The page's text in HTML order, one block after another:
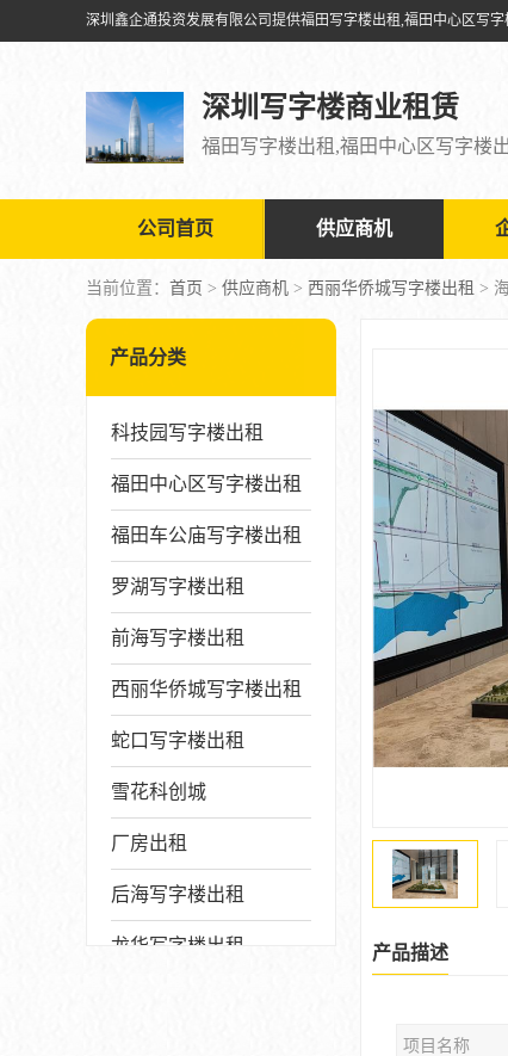
深圳写字楼商业租赁
公司首页 供应商机
当前位置： 首页 > 供应商机 > 西丽华侨城写字楼出租 >
产品分类
科技园写字楼出租
福田中心区写字楼出租
福田车公庙写字楼出租
罗湖写字楼出租
前海写字楼出租
西丽华侨城写字楼出租
蛇口写字楼出租
雪花科创城
厂房出租
后海写字楼出租
龙华写字楼出租 产品描述
项目名称